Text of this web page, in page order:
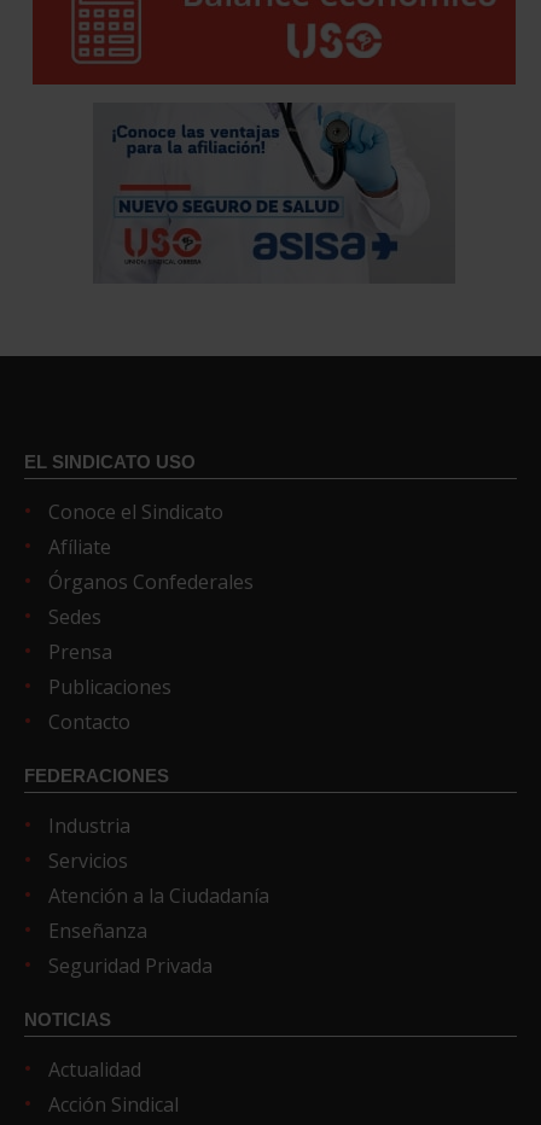
EL SINDICATO USO
Conoce el Sindicato
Afíliate
Órganos Confederales
Sedes
Prensa
Publicaciones
Contacto
FEDERACIONES
Industria
Servicios
Atención a la Ciudadanía
Enseñanza
Seguridad Privada
NOTICIAS
Actualidad
Acción Sindical